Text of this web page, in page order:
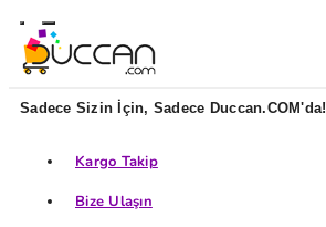
Sadece Sizin İçin, Sadece Duccan.COM'da!
Kargo Takip
Bize Ulaşın